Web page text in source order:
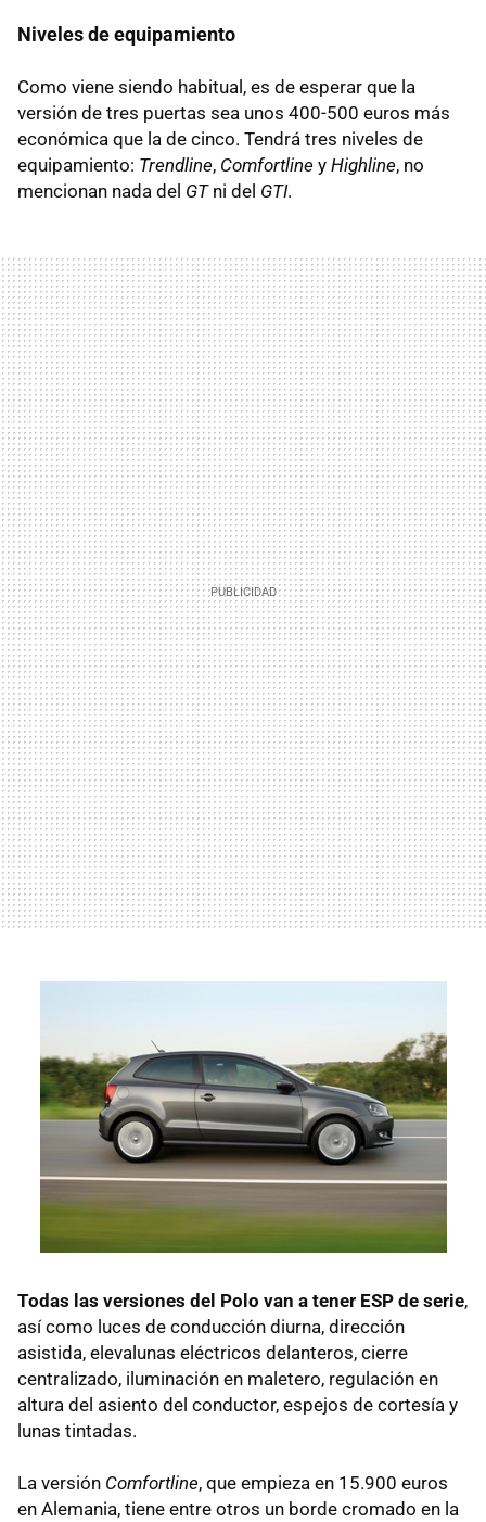
Niveles de equipamiento
Como viene siendo habitual, es de esperar que la
versión de tres puertas sea unos 400-500 euros más
económica que la de cinco. Tendrá tres niveles de
equipamiento: Trendline, Comfortline y Highline, no
mencionan nada del GTni del GTI.
Todas las versiones del Polo van a tener ESP de serie,
así como luces de conducción diurna, dirección
asistida, elevalunas eléctricos delanteros, cierre
centralizado, iluminación en maletero, regulación en
altura del asiento del conductor, espejos de cortesía y
lunas tintadas.
La versión Comfortline, que empieza en 15.900 euros
en Alemania, tiene entre otros un borde cromado en la